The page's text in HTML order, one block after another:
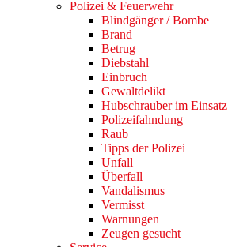
Polizei & Feuerwehr
Blindgänger / Bombe
Brand
Betrug
Diebstahl
Einbruch
Gewaltdelikt
Hubschrauber im Einsatz
Polizeifahndung
Raub
Tipps der Polizei
Unfall
Überfall
Vandalismus
Vermisst
Warnungen
Zeugen gesucht